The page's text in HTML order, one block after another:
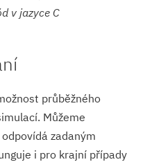
v jazyce C
průběžného
Můžeme
zadaným
i pro krajní případy